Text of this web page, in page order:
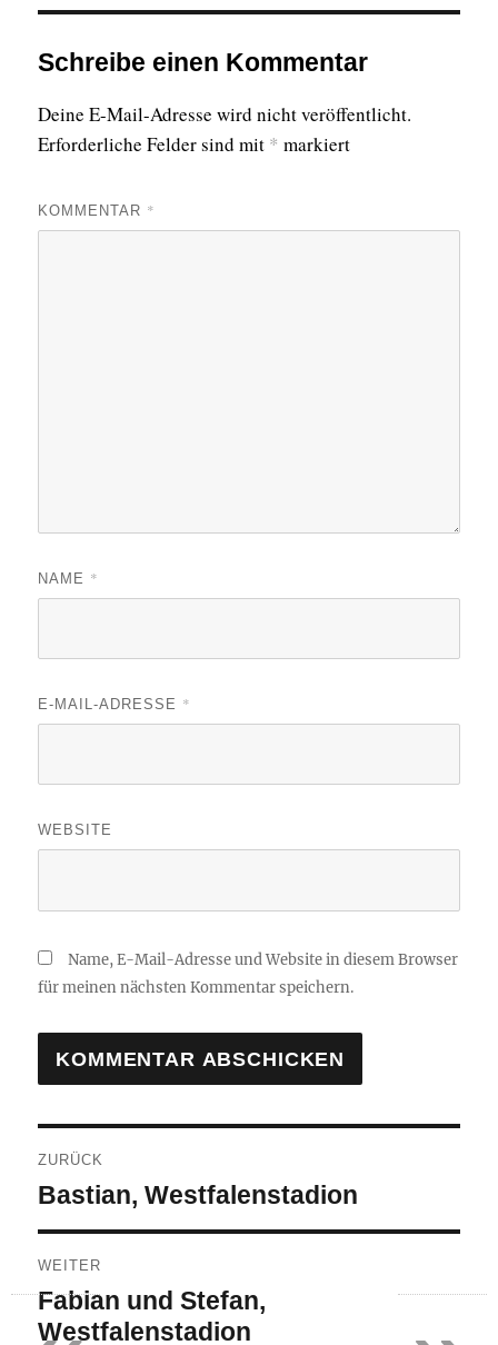
Schreibe einen Kommentar
Deine E-Mail-Adresse wird nicht veröffentlicht.
Erforderliche Felder sind mit * markiert
KOMMENTAR *
NAME *
E-MAIL-ADRESSE *
WEBSITE
Name, E-Mail-Adresse und Website in diesem Browser
für meinen nächsten Kommentar speichern.
ZURÜCK
Vorheriger
Beitrag:
Bastian, Westfalenstadion
WEITER
Nächster
Beitrag:
Fabian und Stefan,
Westfalenstadion